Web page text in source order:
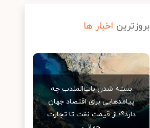
بروزترین اخبار ها
بسته شدن باب‌المندب چه
پیامدهایی برای اقتصاد جهان
دارد؟؛ از قیمت نفت تا تجارت